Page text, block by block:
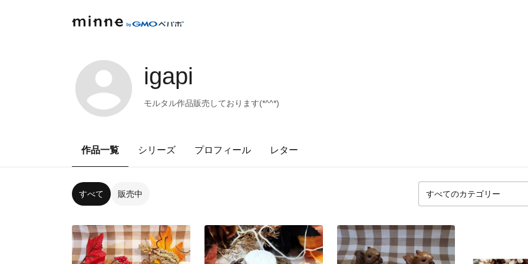
igapi
モルタル作品販売しております(*^^*)
作品一覧 シリーズ プロフィール レター
すべて 販売中